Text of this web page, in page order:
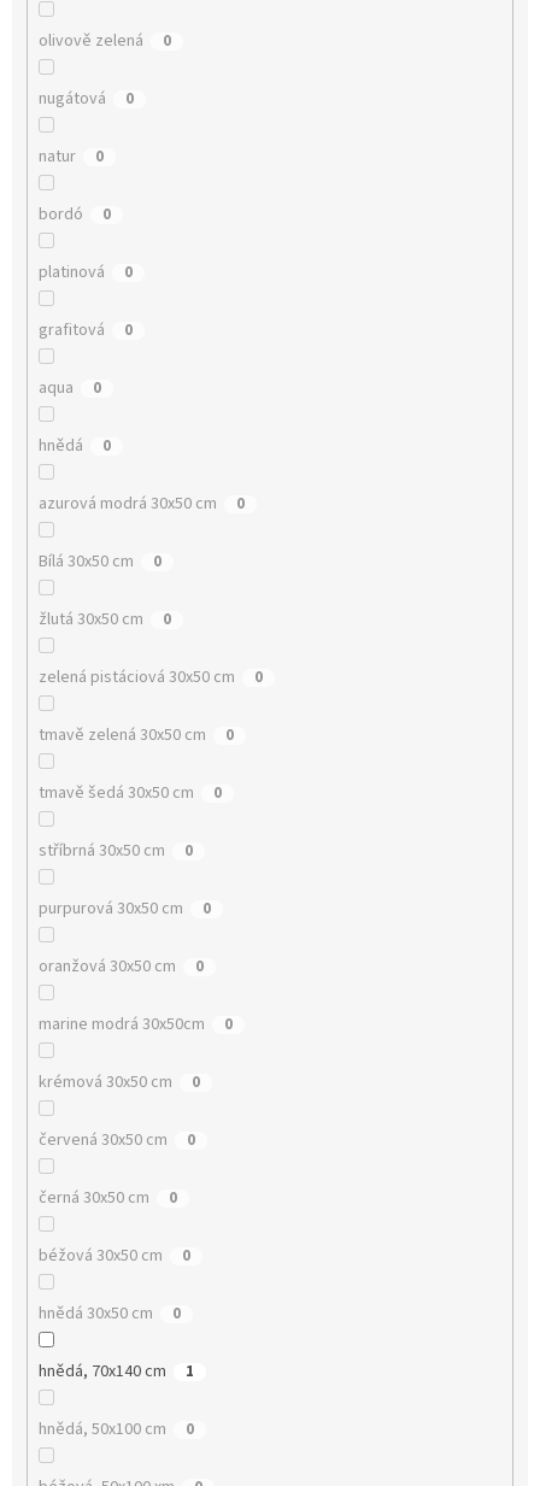
olivově zelená 0
nugátová 0
natur 0
bordó 0
platinová 0
grafitová 0
aqua 0
hnědá 0
azurová modrá 30x50 cm 0
Bílá 30x50 cm 0
žlutá 30x50 cm 0
zelená pistáciová 30x50 cm 0
tmavě zelená 30x50 cm 0
tmavě šedá 30x50 cm 0
stříbrná 30x50 cm 0
purpurová 30x50 cm 0
oranžová 30x50 cm 0
marine modrá 30x50cm 0
krémová 30x50 cm 0
červená 30x50 cm 0
černá 30x50 cm 0
béžová 30x50 cm 0
hnědá 30x50 cm 0
hnědá, 70x140 cm 1
hnědá, 50x100 cm 0